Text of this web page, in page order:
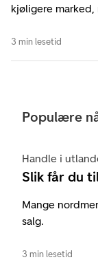
kjøligere
3 min lesetid
Populære
Handle i
Slik får du
Mange
salg.
3 min lesetid